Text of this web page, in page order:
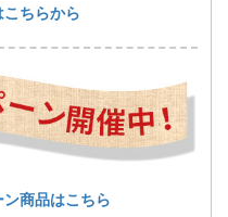
ちらから
商品はこちら